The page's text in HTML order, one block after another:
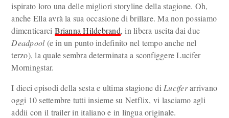
ispirato loro una delle migliori storyline della stagione. Oh,
anche Ella avrà la sua occasione di brillare. Ma non possiamo
dimenticarci Brianna Hildebrand, in libera uscita dai due
Deadpool(e in un punto indefinito nel tempo anche nel
terzo), la quale sembra determinata a sconfiggere Lucifer
Morningstar.
I dieci episodi della sesta e ultima stagione di Luciferarrivano
oggi 10 settembre tutti insieme su Netflix, vi lasciamo agli
addii con il trailer in italiano e in lingua originale.